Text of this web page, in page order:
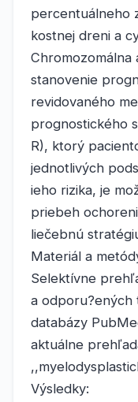
percentuálneho
kostnej dreni a
Chromozomálna
stanovenie
revidovaného
prognostického
R), ktorý
jednotlivých
ieho rizika, je
priebeh
liečebnú
Materiál a
Selektívne
a
databázy
aktuálne
Výsledky: